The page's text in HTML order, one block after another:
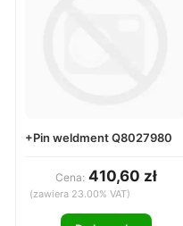
+Pin weldment Q8027980
Cena: 410,60 zł
(zawiera 23.00% VAT)